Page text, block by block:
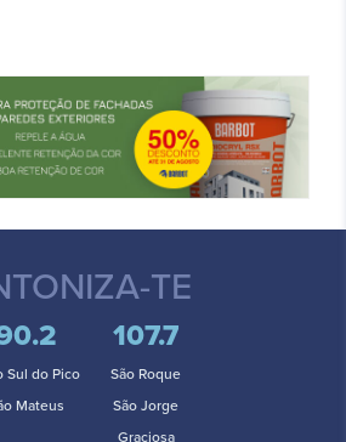
TE
Sul do Pico
Mateus
107.7
São Roque
São Jorge
Graciosa